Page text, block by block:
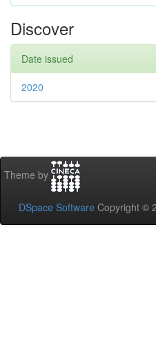
Discover
Date issued
2020
Theme by
DSpace Software Copyright ©